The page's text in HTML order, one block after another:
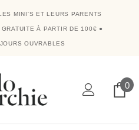
MINI'S ET LEURS PARENTS
À PARTIR DE 100€ ●
OUVRABLES
0